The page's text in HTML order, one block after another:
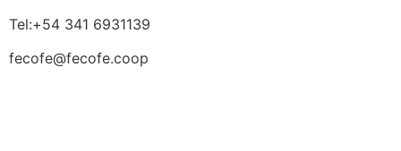
Tel:+54 341 6931139
fecofe@fecofe.coop